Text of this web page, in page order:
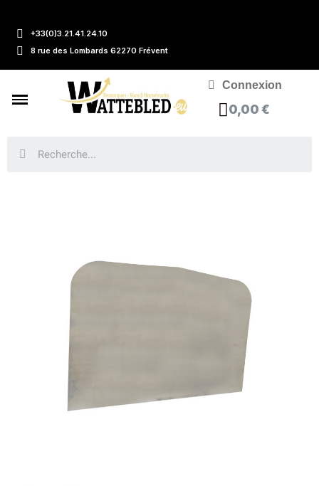
+33(0)3.21.41.24.10
8 rue des Lombards 62270 Frévent
Connexion
0,00 €